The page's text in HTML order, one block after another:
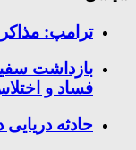
ترامپ:
بازداشت
فساد و
حادثه